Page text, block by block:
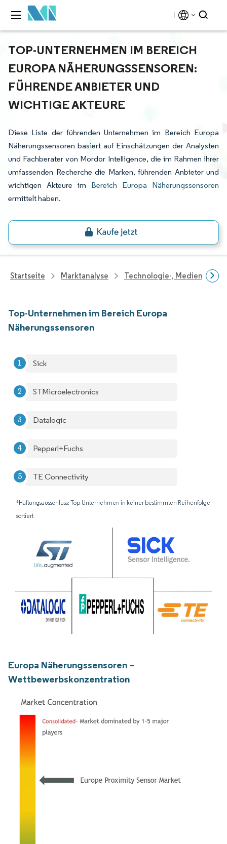
TOP-UNTERNEHMEN IM BEREICH
EUROPA NÄHERUNGSSENSOREN:
FÜHRENDE ANBIETER UND
WICHTIGE AKTEURE
Diese Liste der führenden Unternehmen im Bereich Europa
Näherungssensoren basiert auf Einschätzungen der Analysten
und Fachberater von Mordor Intelligence, die im Rahmen ihrer
umfassenden Recherche die Marken, führenden Anbieter und
wichtigen Akteure im Bereich Europa Näherungssensoren
ermittelt haben.
Startseite Marktanalyse Technologie-, Medien- Und
Top-Unternehmen im Bereich Europa
Näherungssensoren
Sick
STMicroelectronics
Datalogic
Pepperl+Fuchs
TE Connectivity
*Haftungsausschluss: Top-Unternehmen in keiner bestimmten Reihenfolge
sortiert
Europa Näherungssensoren –
Wettbewerbskonzentration